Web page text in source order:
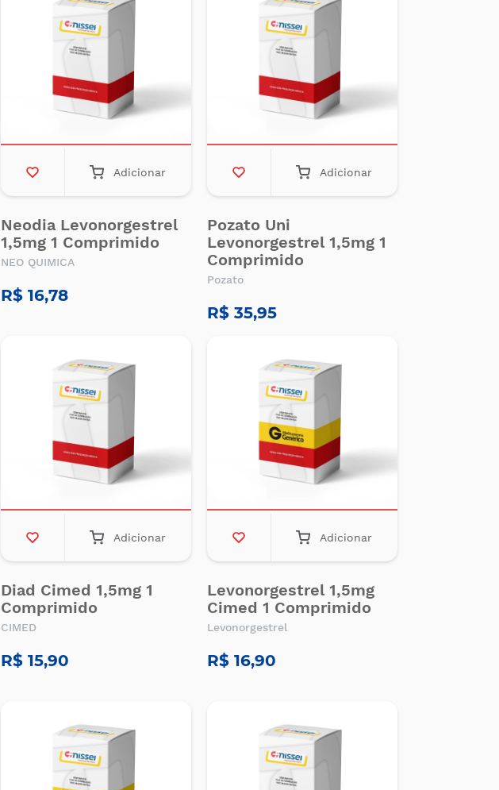
Adicionar
Neodia Levonorgestrel
1,5mg 1 Comprimido
NEO QUIMICA
R$ 16,78
Adicionar
Pozato Uni
Levonorgestrel 1,5mg 1
Comprimido
Pozato
R$ 35,95
Adicionar
Diad Cimed 1,5mg 1
Comprimido
CIMED
R$ 15,90
Adicionar
Levonorgestrel 1,5mg
Cimed 1 Comprimido
Levonorgestrel
R$ 16,90